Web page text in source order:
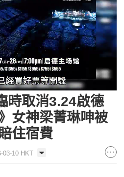
時取消3.24啟德
女神梁菁琳呻被
住宿費
03-10 HKT